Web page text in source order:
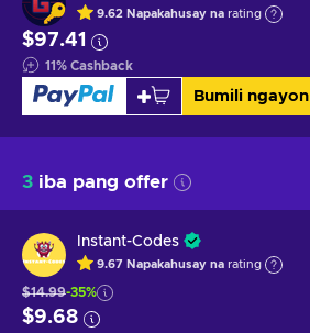
9.62 Napakahusay na rating
$97.41
11% Cashback
Bumili ngayon
3 iba pang offer
Instant-Codes
9.67 Napakahusay na rating
$14.99-35%
$9.68